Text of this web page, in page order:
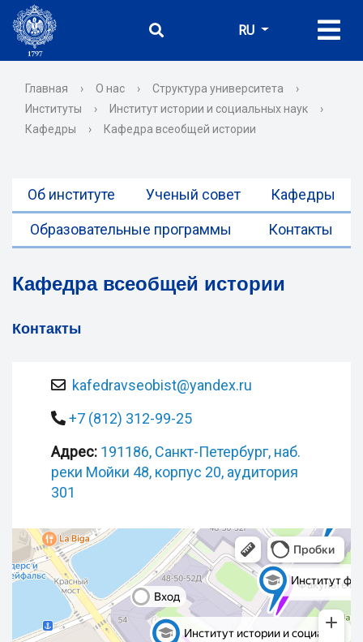
RU
Главная › О нас › Структура университета
›
Институты
› Институт истории и социальных наук
›
Кафедры
› Кафедра всеобщей истории
Об институте Ученый совет Кафедры
Образовательные программы Контакты
Кафедра всеобщей истории
Контакты
kafedravseobist@yandex.ru
+7 (812) 312-99-25
Адрес: 191186, Санкт-Петербург, наб.
реки Мойки 48, корпус 20, аудитория
301